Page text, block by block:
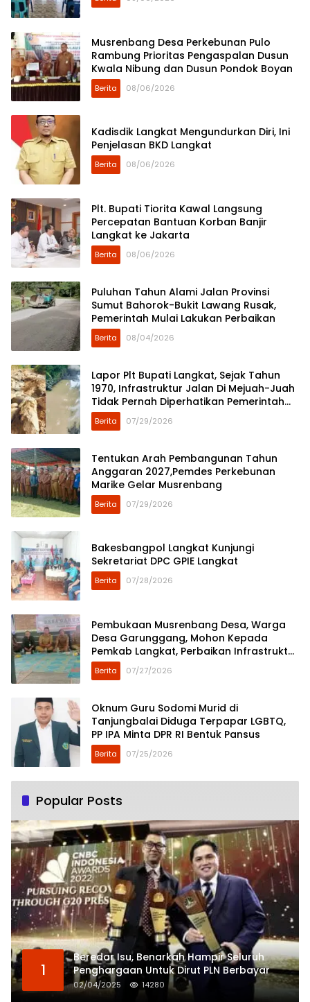
Musrenbang Desa Perkebunan Pulo
Rambung Prioritas Pengaspalan Dusun
Kwala Nibung dan Dusun Pondok Boyan
Berita 08/06/2026
Kadisdik Langkat Mengundurkan Diri, Ini
Penjelasan BKD Langkat
Berita 08/06/2026
Plt. Bupati Tiorita Kawal Langsung
Percepatan Bantuan Korban Banjir
Langkat ke Jakarta
Berita 08/06/2026
Puluhan Tahun Alami Jalan Provinsi
Sumut Bahorok-Bukit Lawang Rusak,
Pemerintah Mulai Lakukan Perbaikan
Berita 08/04/2026
Lapor Plt Bupati Langkat, Sejak Tahun
1970, Infrastruktur Jalan Di Mejuah-Juah
Tidak Pernah Diperhatikan Pemerintah
Kabupaten Langkat
Berita 07/29/2026
Tentukan Arah Pembangunan Tahun
Anggaran 2027,Pemdes Perkebunan
Marike Gelar Musrenbang
Berita 07/29/2026
Bakesbangpol Langkat Kunjungi
Sekretariat DPC GPIE Langkat
Berita 07/28/2026
Pembukaan Musrenbang Desa, Warga
Desa Garunggang, Mohon Kepada
Pemkab Langkat, Perbaikan Infrastruktur
di Dusun Mejuah-Juah
Berita 07/27/2026
Oknum Guru Sodomi Murid di
Tanjungbalai Diduga Terpapar LGBTQ,
PP IPA Minta DPR RI Bentuk Pansus
Berita 07/25/2026
Popular Posts
1
Beredar Isu, Benarkah Hampir Seluruh
Penghargaan Untuk Dirut PLN Berbayar
02/04/2025 14280